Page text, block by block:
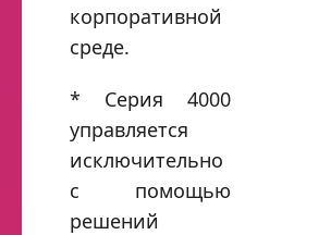
корпоративной
среде.
* Серия 4000
управляется
исключительно
с помощью
решений